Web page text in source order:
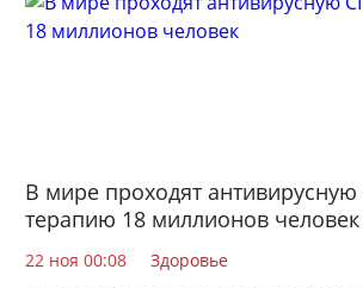
В мире проходят
терапию 18 миллионов человек
22 ноя 00:08
Здоровье